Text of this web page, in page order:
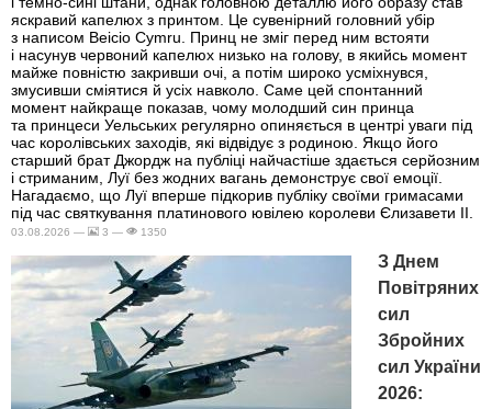
яскравий капелюх з принтом. Це сувенірний головний убір
з написом Beicio Cymru. Принц не зміг перед ним встояти
і насунув червоний капелюх низько на голову, в якийсь момент
майже повністю закривши очі, а потім широко усміхнувся,
змусивши сміятися й усіх навколо. Саме цей спонтанний
момент найкраще показав, чому молодший син принца
та принцеси Уельських регулярно опиняється в центрі уваги під
час королівських заходів, які відвідує з родиною. Якщо його
старший брат Джордж на публіці найчастіше здається серйозним
і стриманим, Луї без жодних вагань демонструє свої емоції.
Нагадаємо, що Луї вперше підкорив публіку своїми гримасами
під час святкування платинового ювілею королеви Єлизавети II.
03.08.2026 — 3 — 1350
З Днем
Повітряних
сил
Збройних
сил України
2026: